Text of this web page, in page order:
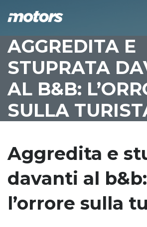
AGGREDITA E
STUPRATA
AL B&B:
SULLA
Aggredita e
davanti al b&b:
l’orrore sulla